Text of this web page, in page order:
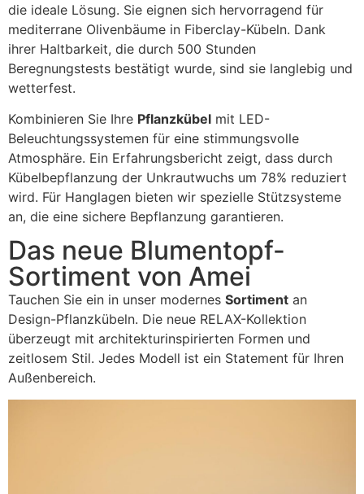
die ideale Lösung. Sie eignen sich hervorragend für
mediterrane Olivenbäume in Fiberclay-Kübeln. Dank
ihrer Haltbarkeit, die durch 500 Stunden
Beregnungstests bestätigt wurde, sind sie langlebig und
wetterfest.
Kombinieren Sie Ihre Pflanzkübel mit LED-
Beleuchtungssystemen für eine stimmungsvolle
Atmosphäre. Ein Erfahrungsbericht zeigt, dass durch
Kübelbepflanzung der Unkrautwuchs um 78% reduziert
wird. Für Hanglagen bieten wir spezielle Stützsysteme
an, die eine sichere Bepflanzung garantieren.
Das neue Blumentopf-
Sortiment von Amei
Tauchen Sie ein in unser modernes Sortiment an
Design-Pflanzkübeln. Die neue RELAX-Kollektion
überzeugt mit architekturinspirierten Formen und
zeitlosem Stil. Jedes Modell ist ein Statement für Ihren
Außenbereich.